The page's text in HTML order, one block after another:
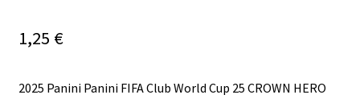
1,25 €
2025 Panini Panini FIFA Club World Cup 25 CROWN HERO